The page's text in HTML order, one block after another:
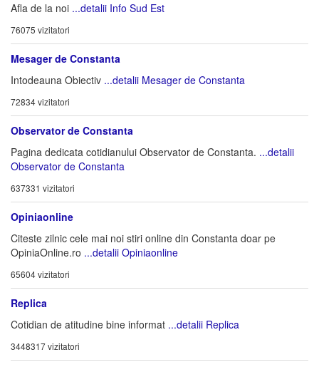
Afla de la noi ...detalii Info Sud Est
76075 vizitatori
Mesager de Constanta
Intodeauna Obiectiv ...detalii Mesager de Constanta
72834 vizitatori
Observator de Constanta
Pagina dedicata cotidianului Observator de Constanta. ...detalii
Observator de Constanta
637331 vizitatori
Opiniaonline
Citeste zilnic cele mai noi stiri online din Constanta doar pe
OpiniaOnline.ro ...detalii Opiniaonline
65604 vizitatori
Replica
Cotidian de atitudine bine informat ...detalii Replica
3448317 vizitatori